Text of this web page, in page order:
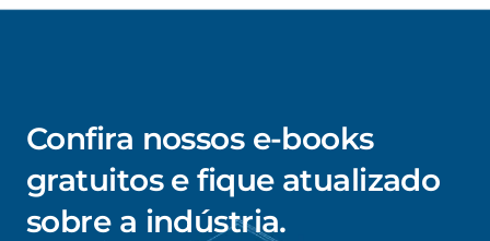
Confira nossos e-books
gratuitos e fique atualizado
sobre a indústria.